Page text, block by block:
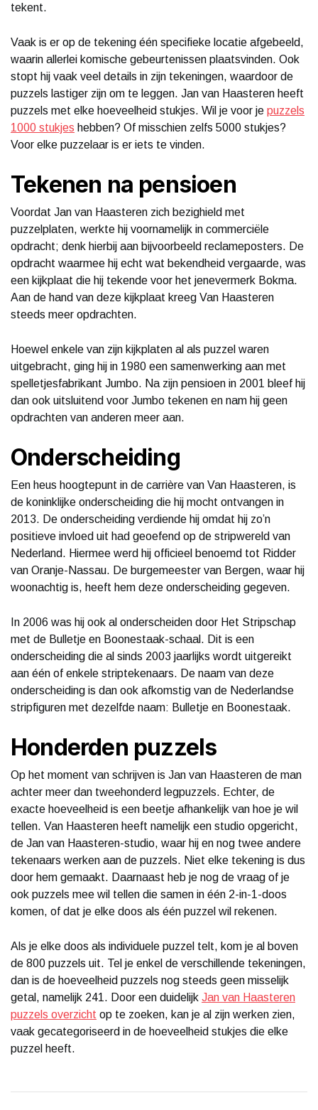
tekent.
Vaak is er op de tekening één specifieke locatie afgebeeld,
waarin allerlei komische gebeurtenissen plaatsvinden. Ook
stopt hij vaak veel details in zijn tekeningen, waardoor de
puzzels lastiger zijn om te leggen. Jan van Haasteren heeft
puzzels met elke hoeveelheid stukjes. Wil je voor je puzzels
1000 stukjes hebben? Of misschien zelfs 5000 stukjes?
Voor elke puzzelaar is er iets te vinden.
Tekenen na pensioen
Voordat Jan van Haasteren zich bezighield met
puzzelplaten, werkte hij voornamelijk in commerciële
opdracht; denk hierbij aan bijvoorbeeld reclameposters. De
opdracht waarmee hij echt wat bekendheid vergaarde, was
een kijkplaat die hij tekende voor het jenevermerk Bokma.
Aan de hand van deze kijkplaat kreeg Van Haasteren
steeds meer opdrachten.
Hoewel enkele van zijn kijkplaten al als puzzel waren
uitgebracht, ging hij in 1980 een samenwerking aan met
spelletjesfabrikant Jumbo. Na zijn pensioen in 2001 bleef hij
dan ook uitsluitend voor Jumbo tekenen en nam hij geen
opdrachten van anderen meer aan.
Onderscheiding
Een heus hoogtepunt in de carrière van Van Haasteren, is
de koninklijke onderscheiding die hij mocht ontvangen in
2013. De onderscheiding verdiende hij omdat hij zo’n
positieve invloed uit had geoefend op de stripwereld van
Nederland. Hiermee werd hij officieel benoemd tot Ridder
van Oranje-Nassau. De burgemeester van Bergen, waar hij
woonachtig is, heeft hem deze onderscheiding gegeven.
In 2006 was hij ook al onderscheiden door Het Stripschap
met de Bulletje en Boonestaak-schaal. Dit is een
onderscheiding die al sinds 2003 jaarlijks wordt uitgereikt
aan één of enkele striptekenaars. De naam van deze
onderscheiding is dan ook afkomstig van de Nederlandse
stripfiguren met dezelfde naam: Bulletje en Boonestaak.
Honderden puzzels
Op het moment van schrijven is Jan van Haasteren de man
achter meer dan tweehonderd legpuzzels. Echter, de
exacte hoeveelheid is een beetje afhankelijk van hoe je wil
tellen. Van Haasteren heeft namelijk een studio opgericht,
de Jan van Haasteren-studio, waar hij en nog twee andere
tekenaars werken aan de puzzels. Niet elke tekening is dus
door hem gemaakt. Daarnaast heb je nog de vraag of je
ook puzzels mee wil tellen die samen in één 2-in-1-doos
komen, of dat je elke doos als één puzzel wil rekenen.
Als je elke doos als individuele puzzel telt, kom je al boven
de 800 puzzels uit. Tel je enkel de verschillende tekeningen,
dan is de hoeveelheid puzzels nog steeds geen misselijk
getal, namelijk 241. Door een duidelijk Jan van Haasteren
puzzels overzicht op te zoeken, kan je al zijn werken zien,
vaak gecategoriseerd in de hoeveelheid stukjes die elke
puzzel heeft.